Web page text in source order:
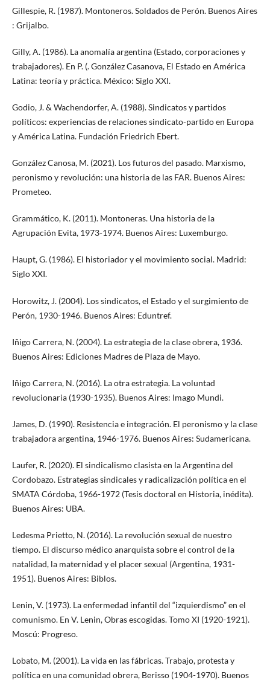
Gillespie, R. (1987). Montoneros. Soldados de Perón. Buenos Aires
: Grijalbo.
Gilly, A. (1986). La anomalía argentina (Estado, corporaciones y
trabajadores). En P. (. González Casanova, El Estado en América
Latina: teoría y práctica. México: Siglo XXI.
Godio, J. & Wachendorfer, A. (1988). Sindicatos y partidos
políticos: experiencias de relaciones sindicato-partido en Europa
y América Latina. Fundación Friedrich Ebert.
González Canosa, M. (2021). Los futuros del pasado. Marxismo,
peronismo y revolución: una historia de las FAR. Buenos Aires:
Prometeo.
Grammático, K. (2011). Montoneras. Una historia de la
Agrupación Evita, 1973-1974. Buenos Aires: Luxemburgo.
Haupt, G. (1986). El historiador y el movimiento social. Madrid:
Siglo XXI.
Horowitz, J. (2004). Los sindicatos, el Estado y el surgimiento de
Perón, 1930-1946. Buenos Aires: Eduntref.
Iñigo Carrera, N. (2004). La estrategia de la clase obrera, 1936.
Buenos Aires: Ediciones Madres de Plaza de Mayo.
Iñigo Carrera, N. (2016). La otra estrategia. La voluntad
revolucionaria (1930-1935). Buenos Aires: Imago Mundi.
James, D. (1990). Resistencia e integración. El peronismo y la clase
trabajadora argentina, 1946-1976. Buenos Aires: Sudamericana.
Laufer, R. (2020). El sindicalismo clasista en la Argentina del
Cordobazo. Estrategias sindicales y radicalización política en el
SMATA Córdoba, 1966-1972 (Tesis doctoral en Historia, inédita).
Buenos Aires: UBA.
Ledesma Prietto, N. (2016). La revolución sexual de nuestro
tiempo. El discurso médico anarquista sobre el control de la
natalidad, la maternidad y el placer sexual (Argentina, 1931-
1951). Buenos Aires: Biblos.
Lenin, V. (1973). La enfermedad infantil del “izquierdismo” en el
comunismo. En V. Lenin, Obras escogidas. Tomo XI (1920-1921).
Moscú: Progreso.
Lobato, M. (2001). La vida en las fábricas. Trabajo, protesta y
política en una comunidad obrera, Berisso (1904-1970). Buenos